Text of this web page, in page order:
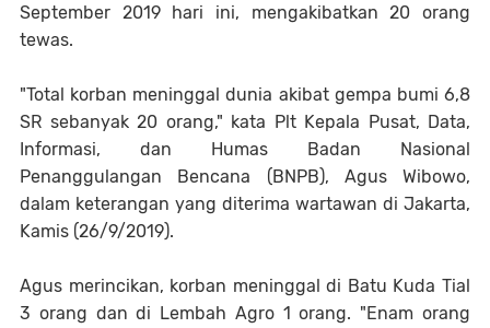
September 2019 hari ini, mengakibatkan 20 orang
tewas.
"Total korban meninggal dunia akibat gempa bumi 6,8
SR sebanyak 20 orang," kata Plt Kepala Pusat, Data,
Informasi, dan Humas Badan Nasional
Penanggulangan Bencana (BNPB), Agus Wibowo,
dalam keterangan yang diterima wartawan di Jakarta,
Kamis (26/9/2019).
Agus merincikan, korban meninggal di Batu Kuda Tial
3 orang dan di Lembah Agro 1 orang. "Enam orang